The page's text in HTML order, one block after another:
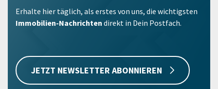
Erhalte hier täglich, als erstes von uns, die wichtigsten
Immobilien-Nachrichten direkt in Dein Postfach.
JETZT NEWSLETTER ABONNIEREN